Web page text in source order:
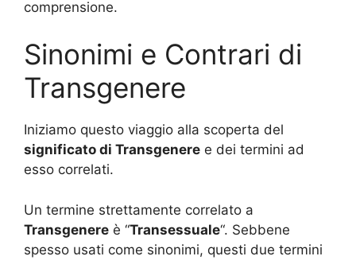
comprensione.
Sinonimi e Contrari di
Transgenere
Iniziamo questo viaggio alla scoperta del
significato di Transgenere e dei termini ad
esso correlati.
Un termine strettamente correlato a
Transgenere è “Transessuale“. Sebbene
spesso usati come sinonimi, questi due termini